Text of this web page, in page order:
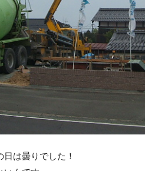
は曇りでした！